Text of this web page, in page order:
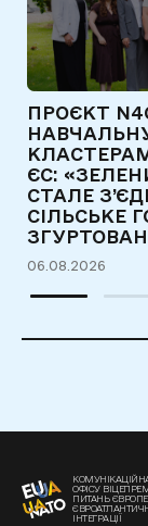
ПРОЄКТ
ЄС:
СТАЛЕ
СІЛЬСЬКЕ
06.08.2026
ОФІСУ
ПИТАНЬ
ІНТЕГРАЦІЇ